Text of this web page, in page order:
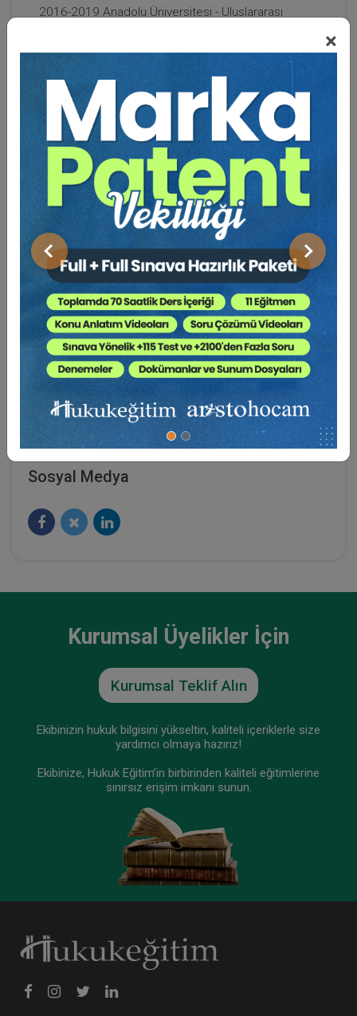
×
Önceki Sonraki
2016-2019 Anadolu Üniversitesi - Uluslararası
2010-2013 Anadolu Üniversitesi - Felsefe Lisansı
2004-2008 Anadolu Üniversitesi - Kamu Yönetimi
Lisansı
1991-1996 Marmara Üniversitesi - Hukuk Lisansı
1985-1991 Sarıkaya Ortaokulu ve Lisesi
1980-1985 Namık Kemal İlkokulu
Bildiği Diller :
İngilizce, Osmanlıca
Deneyimler : 1997 yılında avukatlık stajını
bitirerek avukatlık ruhsatını aldı. 1998-1999 yıllarında
Tirebolu Askerlik Şubesi Başkanı olarak askerlik
görevini yerine getirdi. 2000 yılında merkezi sınavda
başarılı olarak Bolu Abant İzzet Baysal
Üniversitesine avukat olarak atandı. 2006 yılından
bugüne aynı üniversitede merkezi sınavla atandığı
Hukuk Müşavirliği görevini yürütmektedir. 2005-
2021 yıllarında Bolu Abant İzzet Baysal
Üniversitesinde Hukukun Temel Kavramları, Anayasa
Hukuku, İdare Hukuku, Medeni Hukuk, Çevre Hukuku,
Sağlık Hukuku dersleri vermiştir.
Sosyal Medya
Kurumsal Üyelikler İçin
Kurumsal Teklif Alın
Ekibinizin hukuk bilgisini yükseltin, kaliteli içeriklerle size
yardımcı olmaya hazırız!
Ekibinize, Hukuk Eğitim’in birbirinden kaliteli eğitimlerine
sınırsız erişim imkanı sunun.